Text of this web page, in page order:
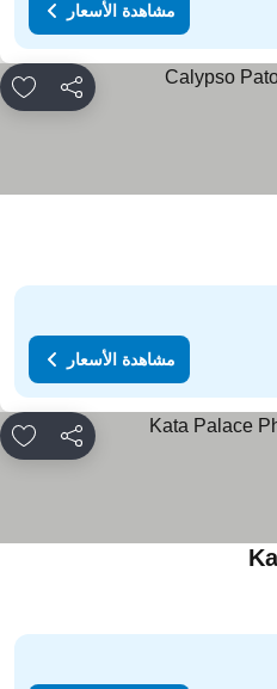
مشاهدة الأسعار
مشاركة
الأسعار
مشاهدة الأسعار
مشاركة
مشاهدة الأسعار